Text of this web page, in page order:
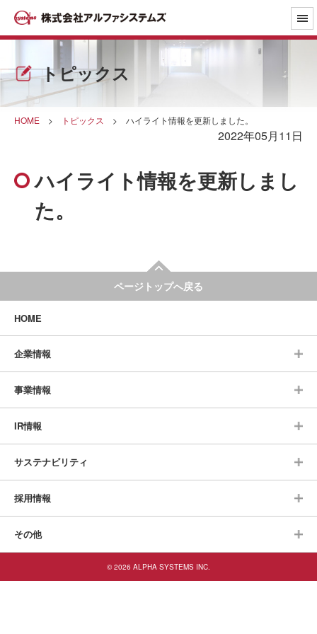
トピックス
HOME > トピックス > ハイライト情報を更新しました。
2022年05月11日
ハイライト情報を更新しまし
た。
ページトップへ戻る
HOME
企業情報
事業情報
IR情報
サステナビリティ
採用情報
その他
© 2026 ALPHA SYSTEMS INC.